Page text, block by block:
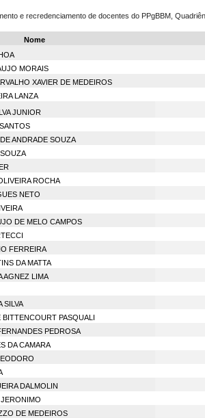
e recredenciamento de docentes do PPgBBM,
Nome
MORAIS
XAVIER DE MEDEIROS
LANZA
JUNIOR
ANDRADE SOUZA
ROCHA
NETO
DE MELO CAMPOS
FERREIRA
DA MATTA
AGNEZ LIMA
SILVA
PASQUALI
PEDROSA
DA CAMARA
DALMOLIN
JERONIMO
DE MEDEIROS